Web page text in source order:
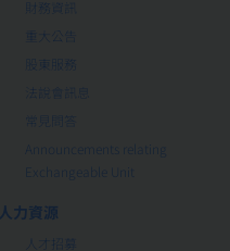
財務資訊
重大公告
股東服務
法說會訊息
常見問答
Announcements relating
Exchangeable Unit
人力資源
人才招募